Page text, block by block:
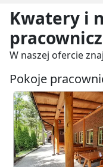
Kwatery i
W naszej ofercie
Pokoje